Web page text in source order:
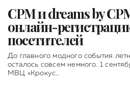
CPM и dreams by
онлайн-
посетителей
До главного модного события
осталось совсем немного. 1
МВЦ «Крокус…